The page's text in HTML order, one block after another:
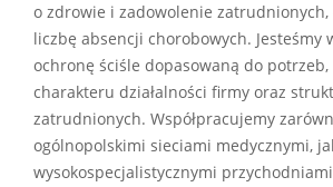
o zdrowie i zadowolenie
liczbę absencji chorobowych. Jesteśmy
ochronę ściśle dopasowaną do
charakteru działalności firmy oraz
zatrudnionych. Współpracujemy
ogólnopolskimi sieciami medycznymi,
wysokospecjalistycznymi